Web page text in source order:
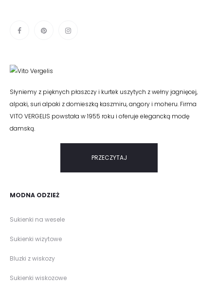
Słyniemy z pięknych płaszczy i kurtek uszytych z wełny jagnięcej,
alpaki, suri alpaki z domieszką kaszmiru, angory i moheru. Firma
VITO VERGELIS powstała w 1955 roku i oferuje elegancką modę
damską.
PRZECZYTAJ
MODNA ODZIEŻ
Sukienki na wesele
Sukienki wizytowe
Bluzki z wiskozy
Sukienki wiskozowe